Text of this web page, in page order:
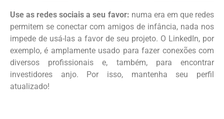
Use as redes sociais a seu favor: numa era em que redes
permitem se conectar com amigos de infância, nada nos
impede de usá-las a favor de seu projeto. O LinkedIn, por
exemplo, é amplamente usado para fazer conexões com
diversos profissionais e, também, para encontrar
investidores anjo. Por isso, mantenha seu perfil
atualizado!